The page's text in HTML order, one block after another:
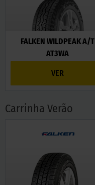
FALKEN WILDPEAK A/T
AT3WA
VER
Carrinha Verão